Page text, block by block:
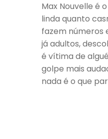
Max Nouvelle é
linda quanto
fazem números
já adultos,
é vítima de
golpe mais
nada é o que